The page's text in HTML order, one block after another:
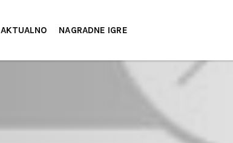
AKTUALNO NAGRADNE IGRE